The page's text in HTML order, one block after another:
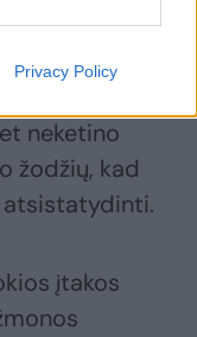
Privacy Policy
savivaldos
neketino
žodžių, kad
įtakos